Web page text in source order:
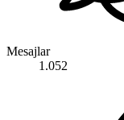
Mesajlar
1.052